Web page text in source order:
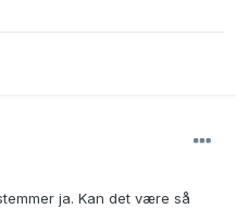
ja. Kan det være så